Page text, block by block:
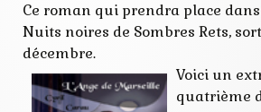
Ce roman qui prendra place
Nuits noires de Sombres Rets,
décembre.
Voici un
quatrième